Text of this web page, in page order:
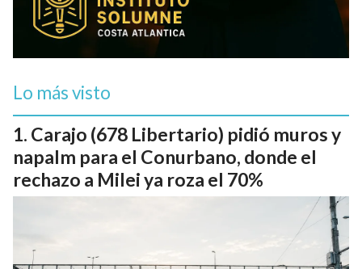
Lo más visto
Carajo (678 Libertario) pidió muros y
napalm para el Conurbano, donde el
rechazo a Milei ya roza el 70%